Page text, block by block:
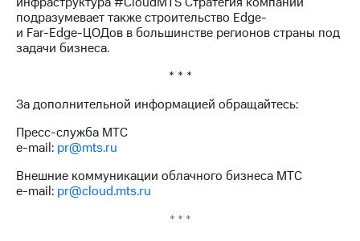
подразумевает также строительство Edge-
и Far-Edge-ЦОДов в большинстве регионов страны под
задачи бизнеса.
* * *
За дополнительной информацией обращайтесь:
Пресс-служба МТС
e-mail: pr@mts.ru
Внешние коммуникации облачного бизнеса МТС
e-mail: pr@cloud.mts.ru
* * *